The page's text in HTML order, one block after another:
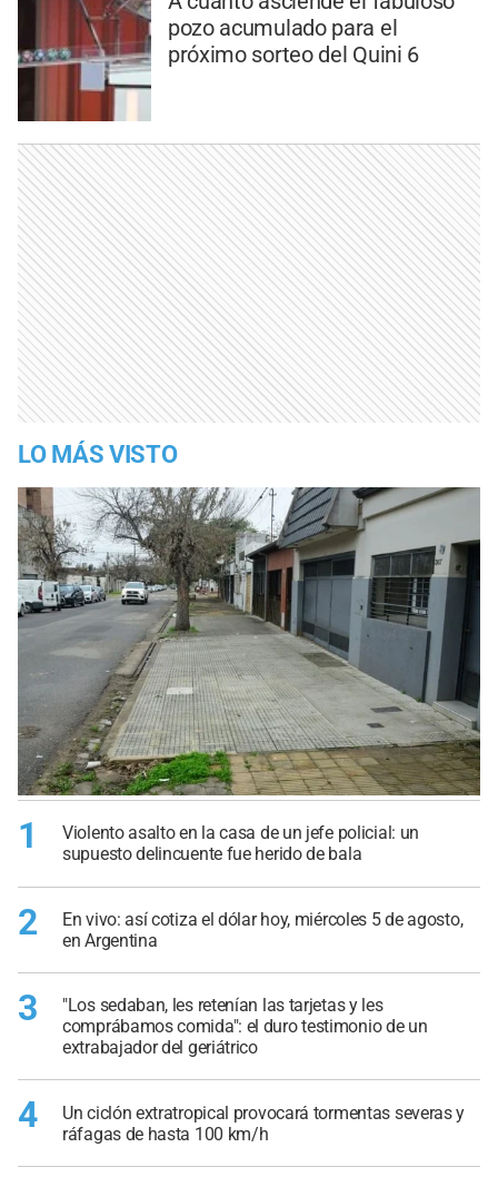
pozo acumulado para el
próximo sorteo del Quini 6
LO MÁS VISTO
1
Violento asalto en la casa de un jefe policial: un
supuesto delincuente fue herido de bala
2
En vivo: así cotiza el dólar hoy, miércoles 5 de agosto,
en Argentina
3
"Los sedaban, les retenían las tarjetas y les
comprábamos comida": el duro testimonio de un
extrabajador del geriátrico
4
Un ciclón extratropical provocará tormentas severas y
ráfagas de hasta 100 km/h